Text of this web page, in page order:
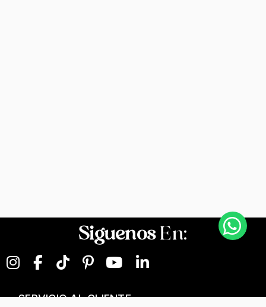
SiguenosEn:
SERVICIO AL CLIENTE